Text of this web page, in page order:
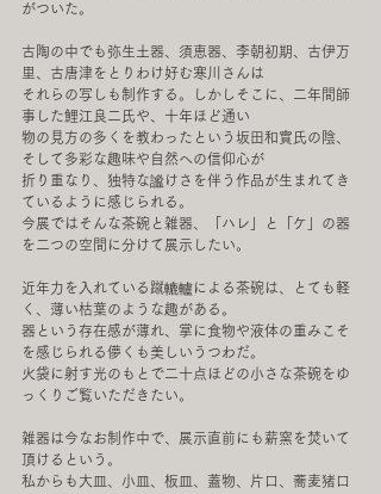
がついた。
古陶の中でも弥生土器、須恵器、李朝初期、古伊万
里、古唐津をとりわけ好む寒川さんは
それらの写しも制作する。しかしそこに、二年間師
事した鯉江良二氏や、十年ほど通い
物の見方の多くを教わったという坂田和實氏の陰、
そして多彩な趣味や自然への信仰心が
折り重なり、独特な謐けさを伴う作品が生まれてき
ているように感じられる。
今展ではそんな茶碗と雑器、「ハレ」と「ケ」の器
を二つの空間に分けて展示したい。
近年力を入れている蹴轆轤による茶碗は、とても軽
く、薄い枯葉のような趣がある。
器という存在感が薄れ、掌に食物や液体の重みこそ
を感じられる儚くも美しいうつわだ。
火袋に射す光のもとで二十点ほどの小さな茶碗をゆ
っくりご覧いただきたい。
雑器は今なお制作中で、展示直前にも薪窯を焚いて
頂けるという。
私からも大皿、小皿、板皿、蓋物、片口、蕎麦猪口